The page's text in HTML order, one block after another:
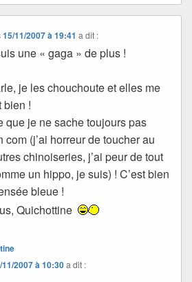
15/11/2007 à 19:41 a dit :
une « gaga » de plus !
je les chouchoute et elles me
bien !
que je ne sache toujours pas
com (j’ai horreur de toucher au
chinoiseries, j’ai peur de tout
un hippo, je suis) ! C’est bien
bleue !
Quichottine
11/2007 à 10:30a dit :